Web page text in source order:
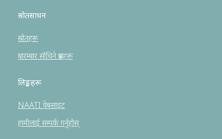
स्रोतसाधन
स्रोतहरू
बारम्बार सोधिने प्रश्नहरू
लिङ्कहरू
NAATI वेबसाइट
हामीलाई सम्पर्क गर्नुहोस्